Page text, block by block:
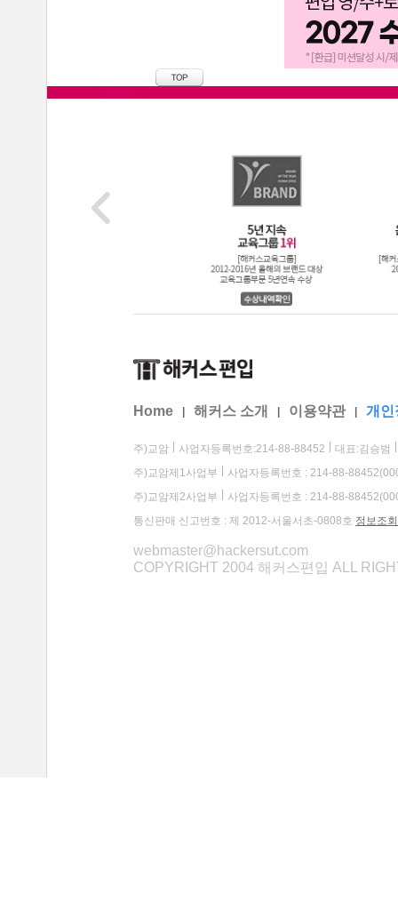
Home 해커스 소개 이용약관 개인
주)교암 사업자등록번호:214-88-88452
대표:김승범
주)교암제1사업부
사업자등록번호 : 214-88-
주)교암제2사업부
사업자등록번호 : 214-88-
통신판매 신고번호 : 제 2012-서울서초-0808호 정보조회
webmaster@hackersut.com
COPYRIGHT 2004 해커스편입 ALL